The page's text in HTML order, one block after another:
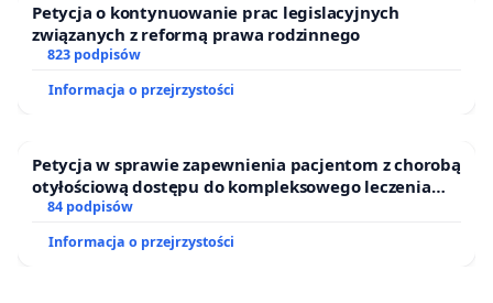
Petycja o kontynuowanie prac legislacyjnych
związanych z reformą prawa rodzinnego
823 podpisów
Informacja o przejrzystości
Petycja w sprawie zapewnienia pacjentom z chorobą
otyłościową dostępu do kompleksowego leczenia
oraz programów profilaktycznych.
84 podpisów
Informacja o przejrzystości